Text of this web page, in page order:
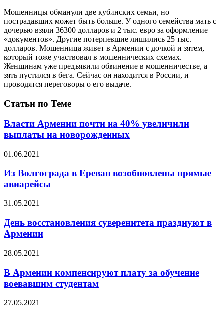
Мошенницы обманули две кубинских семьи, но
пострадавших может быть больше. У одного семейства мать с
дочерью взяли 36300 долларов и 2 тыс. евро за оформление
«документов». Другие потерпевшие лишились 25 тыс.
долларов. Мошенница живет в Армении с дочкой и зятем,
который тоже участвовал в мошеннических схемах.
Женщинам уже предъявили обвинение в мошенничестве, а
зять пустился в бега. Сейчас он находится в России, и
проводятся переговоры о его выдаче.
Статьи по Теме
Власти Армении почти на 40% увеличили
выплаты на новорожденных
01.06.2021
Из Волгограда в Ереван возобновлены прямые
авиарейсы
31.05.2021
День восстановления суверенитета празднуют в
Армении
28.05.2021
В Армении компенсируют плату за обучение
воевавшим студентам
27.05.2021